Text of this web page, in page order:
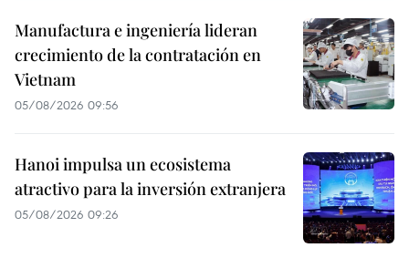
Manufactura e ingeniería lideran
crecimiento de la contratación en
Vietnam
05/08/2026 09:56
Hanoi impulsa un ecosistema
atractivo para la inversión extranjera
05/08/2026 09:26